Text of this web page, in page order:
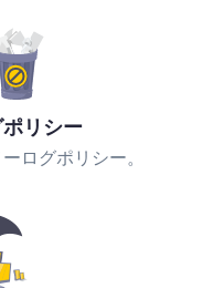
リシー
ログポリシー。